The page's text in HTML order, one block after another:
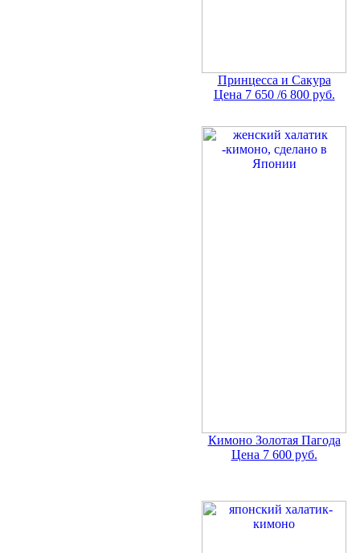
Принцесса и Сакура
Цена 7 650 /6 800 руб.
Кимоно Золотая Пагода
Цена 7 600 руб.